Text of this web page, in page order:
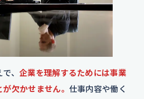
、 企業を理解するためには事業
欠かせません。 仕事内容や働く